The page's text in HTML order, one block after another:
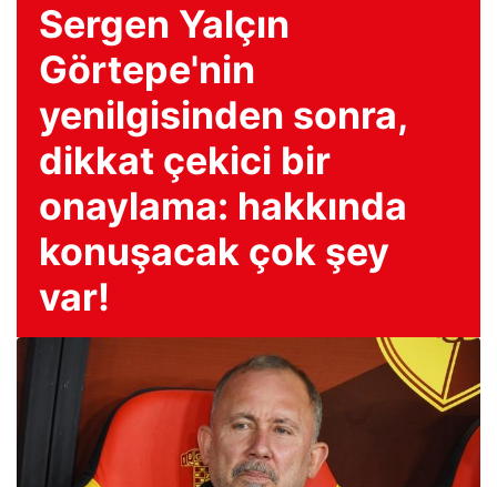
Sergen Yalçın
Görtepe'nin
yenilgisinden sonra,
dikkat çekici bir
onaylama: hakkında
konuşacak çok şey
var!